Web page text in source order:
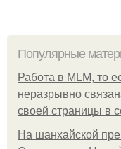
Популярные
Работа в MLM, то
неразрывно
своей страницы в
На шанхайской